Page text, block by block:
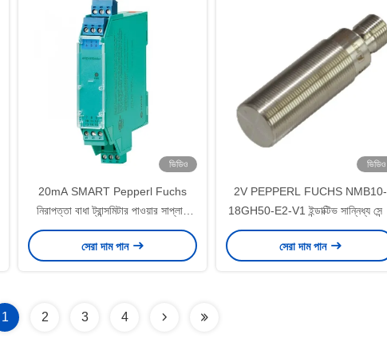
ভিডিও
20mA SMART Pepperl Fuchs
নিরাপত্তা বাধা ট্রান্সমিটার পাওয়ার সাপ্লাই
KFD2-STC5-Ex1.H
সেরা দাম পান
ভিডিও
2V PEPPERL FUCHS NMB10-
18GH50-E2-V1 ইন্ডাক্টিভ সান্নিধ্য সেন্সর
0 - 300 Hz
সেরা দাম পান
1 2 3 4